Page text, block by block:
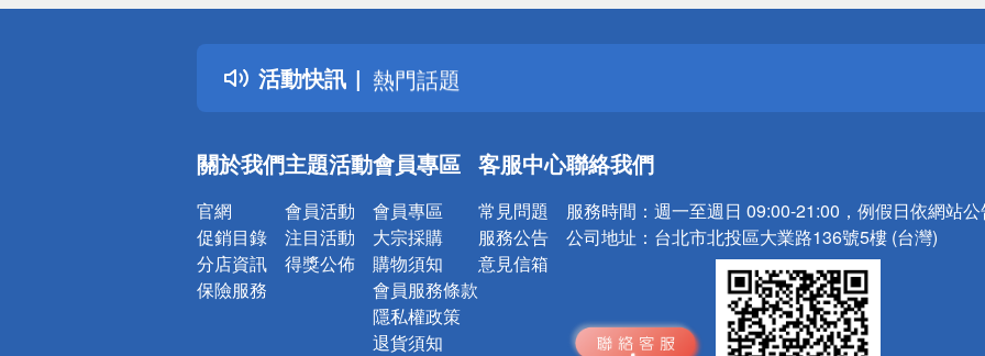
活動快訊
詐騙網頁！請小心！
得獎公告
熱門話題
銀行優惠
詐騙網頁！請小心！
關於我們
官網
促銷目錄
分店資訊
保險服務
主題活動
會員活動
注目活動
得獎公佈
會員專區
會員專區
大宗採購
購物須知
會員服務條款
隱私權政策
退貨須知
客服中心
常見問題
服務公告
意見信箱
聯絡我們
服務時間： 週一至週日 09:00-21:00，例假日依網站
公司地址： 台北市北投區大業路136號5樓 (台灣)